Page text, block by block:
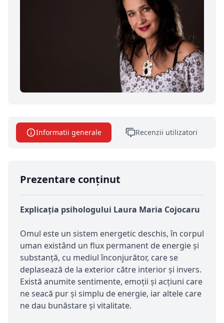
Informatii generale Recenzii utilizatori
Prezentare conținut
Explicaţia psihologului Laura Maria Cojocaru
Omul este un sistem energetic deschis, în corpul
uman existând un flux permanent de energie și
substanță, cu mediul înconjurător, care se
deplasează de la exterior către interior și invers.
Există anumite sentimente, emoții și acțiuni care
ne seacă pur și simplu de energie, iar altele care
ne dau bunăstare și vitalitate.